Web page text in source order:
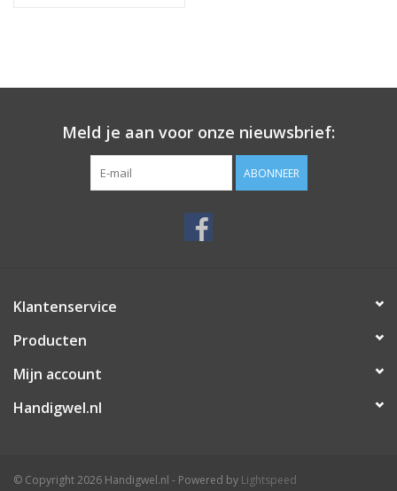
Meld je aan voor onze nieuwsbrief:
ABONNEER
Klantenservice
Producten
Mijn account
Handigwel.nl
© Copyright 2026 Handigwel.nl - Powered by Lightspeed